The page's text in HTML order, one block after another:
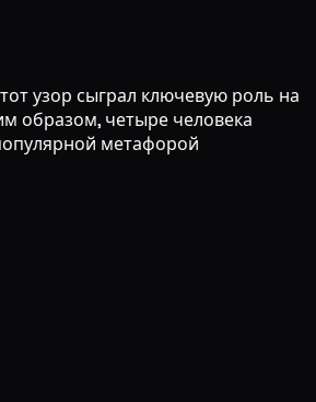
узор сыграл ключевую роль на
образом, четыре человека
метафорой